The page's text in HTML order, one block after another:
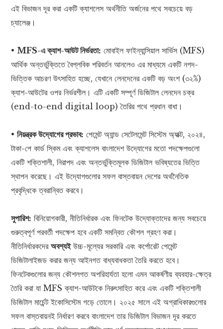
এই বিভাজন দূর করা একটি ক্যাশলেস অর্থনীতি অর্জনের পথে সবচেয়ে বড়
চ্যালেঞ্জ।
• MFS-এ ক্যাশ-আউট নির্ভরতা: মোবাইল ফাইন্যান্সিয়াল সার্ভিস (MFS)
আর্থিক অন্তর্ভুক্তিতে বৈপ্লবিক পরিবর্তন আনলেও এর মাধ্যমে একটি নগদ-
ভিত্তিক আচরণ উৎসাহিত হচ্ছে, যেখানে লেনদেনের একটি বড় অংশ (৩২%)
ক্যাশ-আউটের ওপর নির্ভরশীল। এটি একটি সম্পূর্ণ ডিজিটাল লেনদেন চক্র
(end-to-end digital loop) তৈরির পথে প্রধান বাধা।
•নিয়ন্ত্রক উদ্যোগের প্রভাব: পেমেন্ট অ্যান্ড সেটেলমেন্ট সিস্টেম অ্যাক্ট, ২০২৪,
টাকা-পে কার্ড স্কিম এবং ক্যাশলেস বাংলাদেশ উদ্যোগের মতো পদক্ষেপগুলো
একটি শক্তিশালী, নিরাপদ এবং অন্তর্ভুক্তিমূলক ডিজিটাল ভবিষ্যতের ভিত্তি
স্থাপন করেছে। এই উদ্যোগগুলোর সফল বাস্তবায়ন দেশের অর্থনৈতিক
প্রবৃদ্ধিকে ত্বরান্বিত করবে।
সুপারিশ: বিনিয়োগকারী, নীতিনির্ধারক এবং ফিনটেক উদ্যোক্তাদের জন্য সবচেয়ে
গুরুত্বপূর্ণ পরবর্তী পদক্ষেপ হবে একটি সমন্বিত কৌশল গ্রহণ করা।
নীতিনির্ধারকদেরঅবশ্যইউচ্চ-মূল্যের সরকারি এবং কর্পোরেট পেমেন্ট
ডিজিটালাইজড করার জন্য আইনগত বাধ্যবাধকতা তৈরি করতে হবে।
ফিনটেকগুলোর জন্য কৌশলগত অপরিহার্যতা হলো এমন আকর্ষণীয় ব্যবহার-ক্ষেত্র
তৈরি করা যা MFS ক্যাশ-আউটকে নিরুৎসাহিত করে এবং একটি শক্তিশালী
ডিজিটাল মার্চেন্ট ইকোসিস্টেম গড়ে তোলে। ২০২৫ সালে এই অগ্রাধিকারগুলোর
সফল বাস্তবায়নই নির্ধারণ করবে বাংলাদেশ তার ডিজিটাল বিভাজন দূর করতে